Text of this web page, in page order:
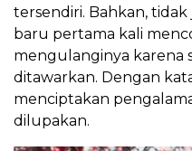
tersendiri. Bahkan,
baru pertama kali
mengulanginya karena
ditawarkan. Dengan
menciptakan
dilupakan.